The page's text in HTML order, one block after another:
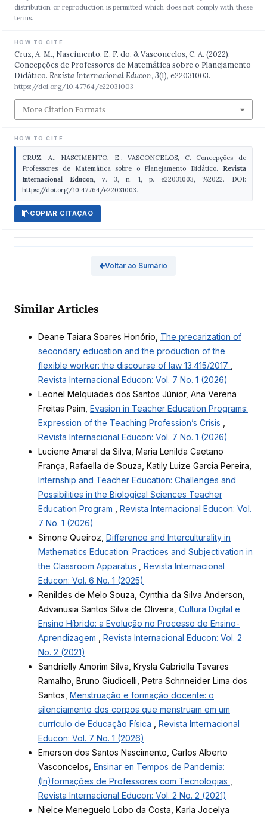
distribution or reproduction is permitted which does not comply with these
terms.
HOW TO CITE
Cruz, A. M., Nascimento, E. F. do, & Vasconcelos, C. A. (2022).
Concepções de Professores de Matemática sobre o Planejamento
Didático. Revista Internacional Educon, 3(1), e22031003.
https://doi.org/10.47764/e22031003
More Citation Formats
HOW TO CITE
CRUZ, A.; NASCIMENTO, E.; VASCONCELOS, C. Concepções de
Professores de Matemática sobre o Planejamento Didático.
Revista
Internacional Educon, v. 3, n. 1, p. e22031003, %2022. DOI:
https://doi.org/10.47764/e22031003.
COPIAR CITAÇÃO
Voltar ao Sumário
Similar Articles
Deane Taiara Soares Honório, The precarization of
secondary education and the production of the
flexible worker: the discourse of law 13.415/2017
Revista Internacional Educon: Vol. 7 No. 1 (2026)
Leonel Melquiades dos Santos Júnior, Ana Verena
Freitas Paim, Evasion in Teacher Education Programs:
Expression of the Teaching Profession’s Crisis
Revista Internacional Educon: Vol. 7 No. 1 (2026)
Luciene Amaral da Silva, Maria Lenilda Caetano
França, Rafaella de Souza, Katily Luize Garcia Pereira,
Internship and Teacher Education: Challenges and
Possibilities in the Biological Sciences Teacher
Education Program
Revista Internacional Educon: Vol.
7 No. 1 (2026)
Simone Queiroz, Difference and Interculturality in
Mathematics Education: Practices and Subjectivation in
the Classroom Apparatus
Revista Internacional
Educon: Vol. 6 No. 1 (2025)
Renildes de Melo Souza, Cynthia da Silva Anderson,
Advanusia Santos Silva de Oliveira, Cultura Digital e
Ensino Híbrido: a Evolução no Processo de Ensino-
Aprendizagem
Revista Internacional Educon: Vol. 2
No. 2 (2021)
Sandrielly Amorim Silva, Krysla Gabriella Tavares
Ramalho, Bruno Giudicelli, Petra Schnneider Lima dos
Santos, Menstruação e formação docente: o
silenciamento dos corpos que menstruam em um
currículo de Educação Física
Revista Internacional
Educon: Vol. 7 No. 1 (2026)
Emerson dos Santos Nascimento, Carlos Alberto
Vasconcelos, Ensinar en Tempos de Pandemia:
(In)formações de Professores com Tecnologias
Revista Internacional Educon: Vol. 2 No. 2 (2021)
Nielce Meneguelo Lobo da Costa, Karla Jocelya